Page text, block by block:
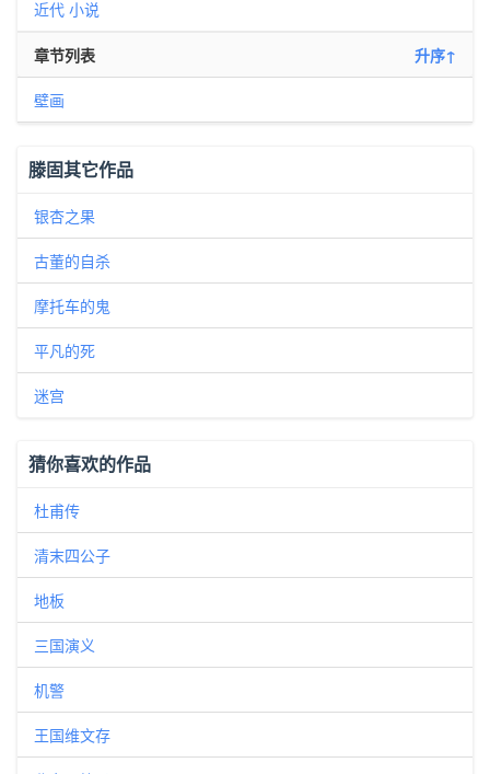
近代 小说
章节列表 升序↑
壁画
滕固其它作品
银杏之果
古董的自杀
摩托车的鬼
平凡的死
迷宫
猜你喜欢的作品
杜甫传
清末四公子
地板
三国演义
机警
王国维文存